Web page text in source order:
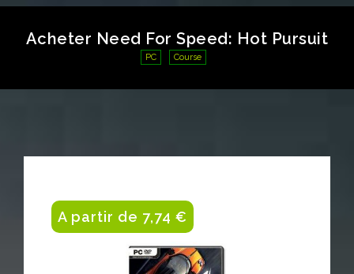
Acheter Need For Speed: Hot Pursuit
PC Course
A partir de 7,74 €